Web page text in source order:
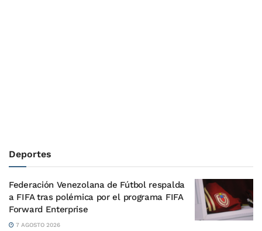
Deportes
Federación Venezolana de Fútbol respalda
a FIFA tras polémica por el programa FIFA
Forward Enterprise
7 AGOSTO 2026